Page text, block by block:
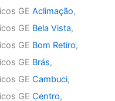
GEAclimação,
GE Bela Vista,
GE Bom Retiro,
GE Brás,
GECambuci,
GECentro,